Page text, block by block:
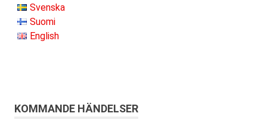
Svenska
Suomi
English
KOMMANDE HÄNDELSER